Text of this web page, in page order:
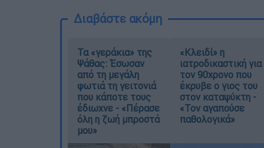
Διαβάστε ακόμη
Τα «γεράκια» της
Ψάθας: Έσωσαν
από τη μεγάλη
φωτιά τη γειτονιά
που κάποτε τους
έδιωχνε - «Πέρασε
όλη η ζωή μπροστά
μου»
«Κλειδί» η
ιατροδικαστική για
τον 90χρονο που
έκρυβε ο γιος του
στον καταψύκτη -
«Τον αγαπούσε
παθολογικά»